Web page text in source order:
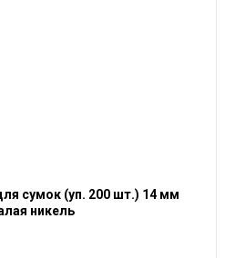
сумок (уп. 200 шт.) 14 мм
никель